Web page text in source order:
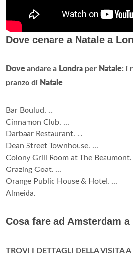
Dove cenare a Natale a
Dove andare a Londra per Natale: i
pranzo di Natale
Bar Boulud. ...
Cinnamon Club. ...
Darbaar Restaurant. ...
Dean Street Townhouse. ...
Colony Grill Room at The Beaumont.
Grazing Goat. ...
Orange Public House & Hotel. ...
Almeida.
Cosa fare ad Amsterdam
TROVI I DETTAGLI DELLA VISITA